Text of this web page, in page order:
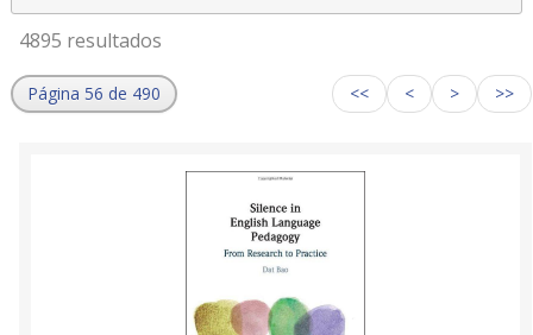
4895 resultados
Página 56 de 490 << < > >>